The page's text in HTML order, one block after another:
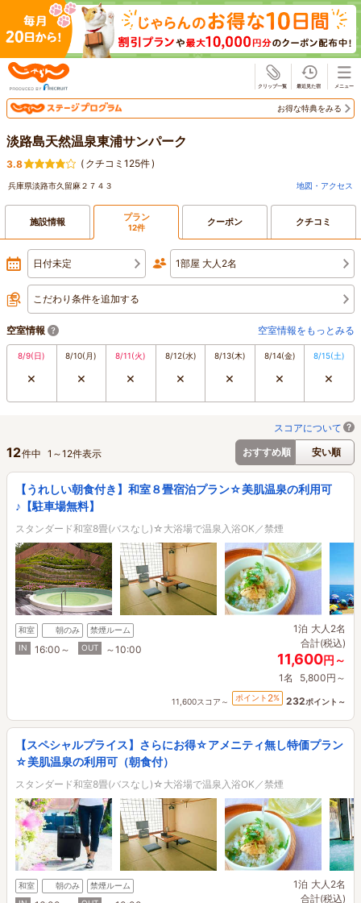
お得な特典をみる
淡路島天然温泉東浦サンパーク
3.8 ( クチコミ125件)
兵庫県淡路市久留麻２７４３ 地図・アクセス
施設情報 プラン
12件 クーポン クチコミ
日付未定 1部屋 大人2名
こだわり条件を追加する
空室情報 空室情報をもっとみる
8/9(日)
×
8/10(月)
×
8/11(火)
×
8/12(水)
×
8/13(木)
×
8/14(金)
×
8/15(土)
×
スコアについて
おすすめ順
安い順
12件中 1 ～12件表示
【うれしい朝食付き】和室８畳宿泊プラン☆美肌温泉の利用可
♪【駐車場無料】
スタンダード和室8畳(バスなし)☆大浴場で温泉入浴OK／禁煙
和室 朝のみ
禁煙ルーム
IN
16:00～ OUT ～10:00
1泊 大人2名
合計(税込)
11,600円～
1名 5,800円～
11,600スコア～ ポイント 2% 232ポイント～
【スペシャルプライス】さらにお得☆アメニティ無し特価プラン
☆美肌温泉の利用可（朝食付）
スタンダード和室8畳(バスなし)☆大浴場で温泉入浴OK／禁煙
和室 朝のみ
禁煙ルーム
1泊 大人2名
合計(税込)